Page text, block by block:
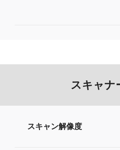
スキャナ
スキャン解像度